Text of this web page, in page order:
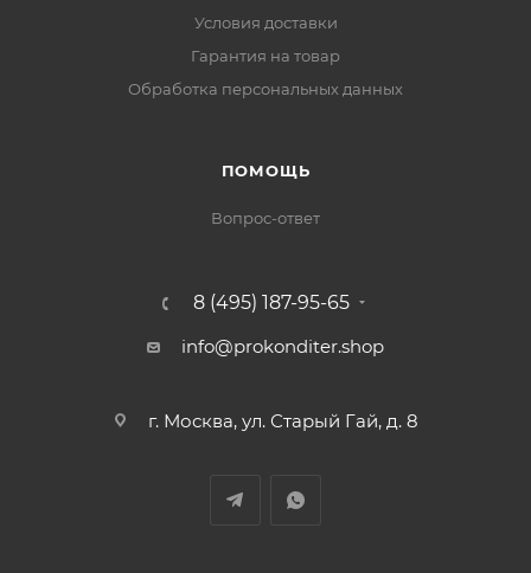
Условия доставки
Гарантия на товар
Обработка персональных данных
ПОМОЩЬ
Вопрос-ответ
8 (495) 187-95-65
info@prokonditer.shop
г. Москва, ул. Старый Гай, д. 8